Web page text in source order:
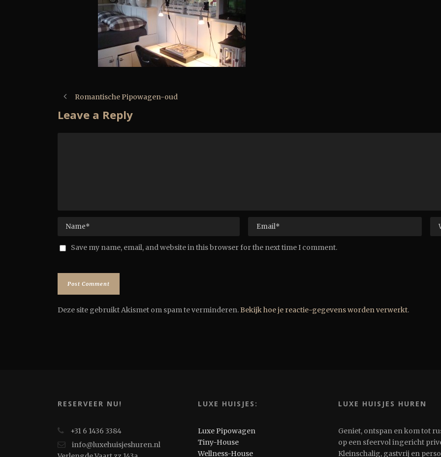
Romantische Pipowagen-oud
Leave a Reply
Save my name, email, and website in this browser for the next time I comment.
Deze site gebruikt Akismet om spam te verminderen.Bekijk hoe je reactie-gegevens worden verwerkt.
RESERVEER NU!
+31 6 1436 3384
info@luxehuisjeshuren.nl
LUXE HUISJES:
Luxe Pipowagen
Tiny-House
Wellness-House
LUXE HUISJES HUREN
Geniet, ontspan en kom tot
op een sfeervol ingericht
Kleinschalig, gastvrij en